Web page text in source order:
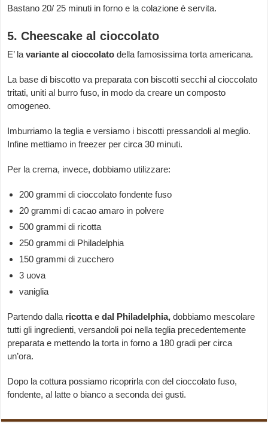
Bastano 20/ 25 minuti in forno e la colazione è servita.
5. Cheescake al cioccolato
E’ lavariante al cioccolato della famosissima torta americana.
La base di biscotto va preparata con biscotti secchi al cioccolato
tritati, uniti al burro fuso, in modo da creare un composto
omogeneo.
Imburriamo la teglia e versiamo i biscotti pressandoli al meglio.
Infine mettiamo in freezer per circa 30 minuti.
Per la crema, invece, dobbiamo utilizzare:
200 grammi di cioccolato fondente fuso
20 grammi di cacao amaro in polvere
500 grammi di ricotta
250 grammi di Philadelphia
150 grammi di zucchero
3 uova
vaniglia
Partendo dalla ricotta e dal Philadelphia, dobbiamo mescolare
tutti gli ingredienti, versandoli poi nella teglia precedentemente
preparata e mettendo la torta in forno a 180 gradi per circa
un’ora.
Dopo la cottura possiamo ricoprirla con del cioccolato fuso,
fondente, al latte o bianco a seconda dei gusti.